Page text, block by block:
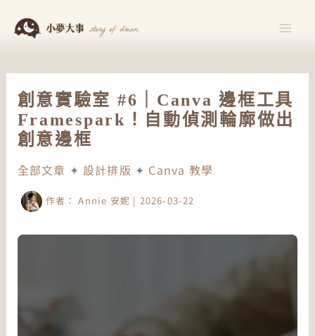
創意實驗室 #6｜Canva 邊框工具
Framespark！自動偵測輪廓做出
創意邊框
全部文章 ✦設計排版 ✦ Canva 教學
作者： Annie 安妮 | 2026-03-22